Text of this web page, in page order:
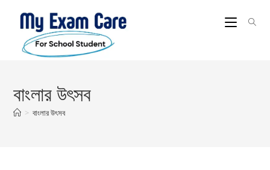
content
বাংলার উৎসব
> বাংলার উৎসব